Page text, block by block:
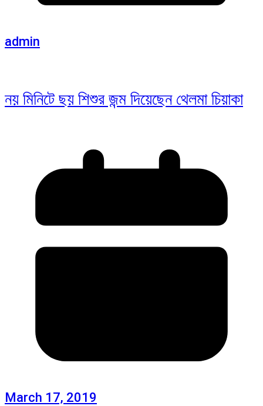
admin
নয় মিনিটে ছয় শিশুর জন্ম দিয়েছেন থেলমা চিয়াকা
March 17, 2019